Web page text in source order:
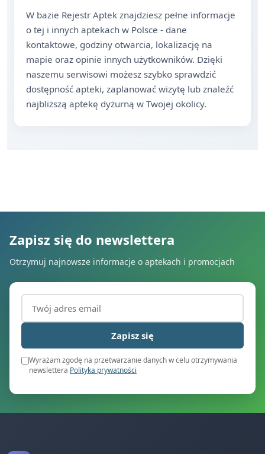
W bazie Rejestr Aptek znajdziesz pełne informacje
o tej i innych aptekach w Polsce - dane
kontaktowe, godziny otwarcia, lokalizację na
mapie oraz opinie innych użytkowników. Dzięki
naszemu serwisowi możesz szybko sprawdzić
dostępność apteki, zaplanować wizytę lub znaleźć
najbliższą aptekę dyżurną w Twojej okolicy.
Zapisz się do newslettera
Otrzymuj najnowsze informacje o aptekach i promocjach
Adres email (wymagany)
Zapisz się
Wyrażam zgodę na przetwarzanie danych w celu otrzymywania
newslettera Polityka prywatności